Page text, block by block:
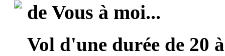
de Vous à moi...
Vol d'une durée de 20